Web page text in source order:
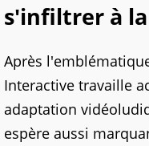
s'infiltrer à
Après
Interactive travaille
adaptation
espère aussi